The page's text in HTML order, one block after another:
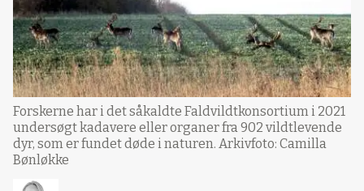
Forskerne har i det såkaldte Faldvildtkonsortium i 2021
undersøgt kadavere eller organer fra 902 vildtlevende
dyr, som er fundet døde i naturen. Arkivfoto: Camilla
Bønløkke